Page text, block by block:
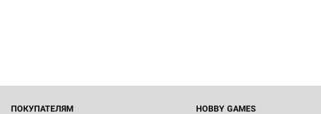
ПОКУПАТЕЛЯМ HOBBY GAMES